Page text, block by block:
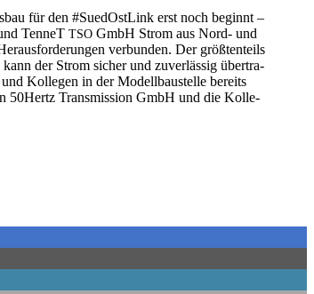
für den #Sued­Ost­Link erst noch beginnt –
Ten­neT TSO GmbH Strom aus Nord- und
ver­bun­den. Der größ­ten­teils
der Strom sicher und zuver­läs­sig über­tra­
Kol­le­gen in der Modell­bau­stel­le bereits
50Hertz Trans­mis­si­on GmbH und die Kol­le­